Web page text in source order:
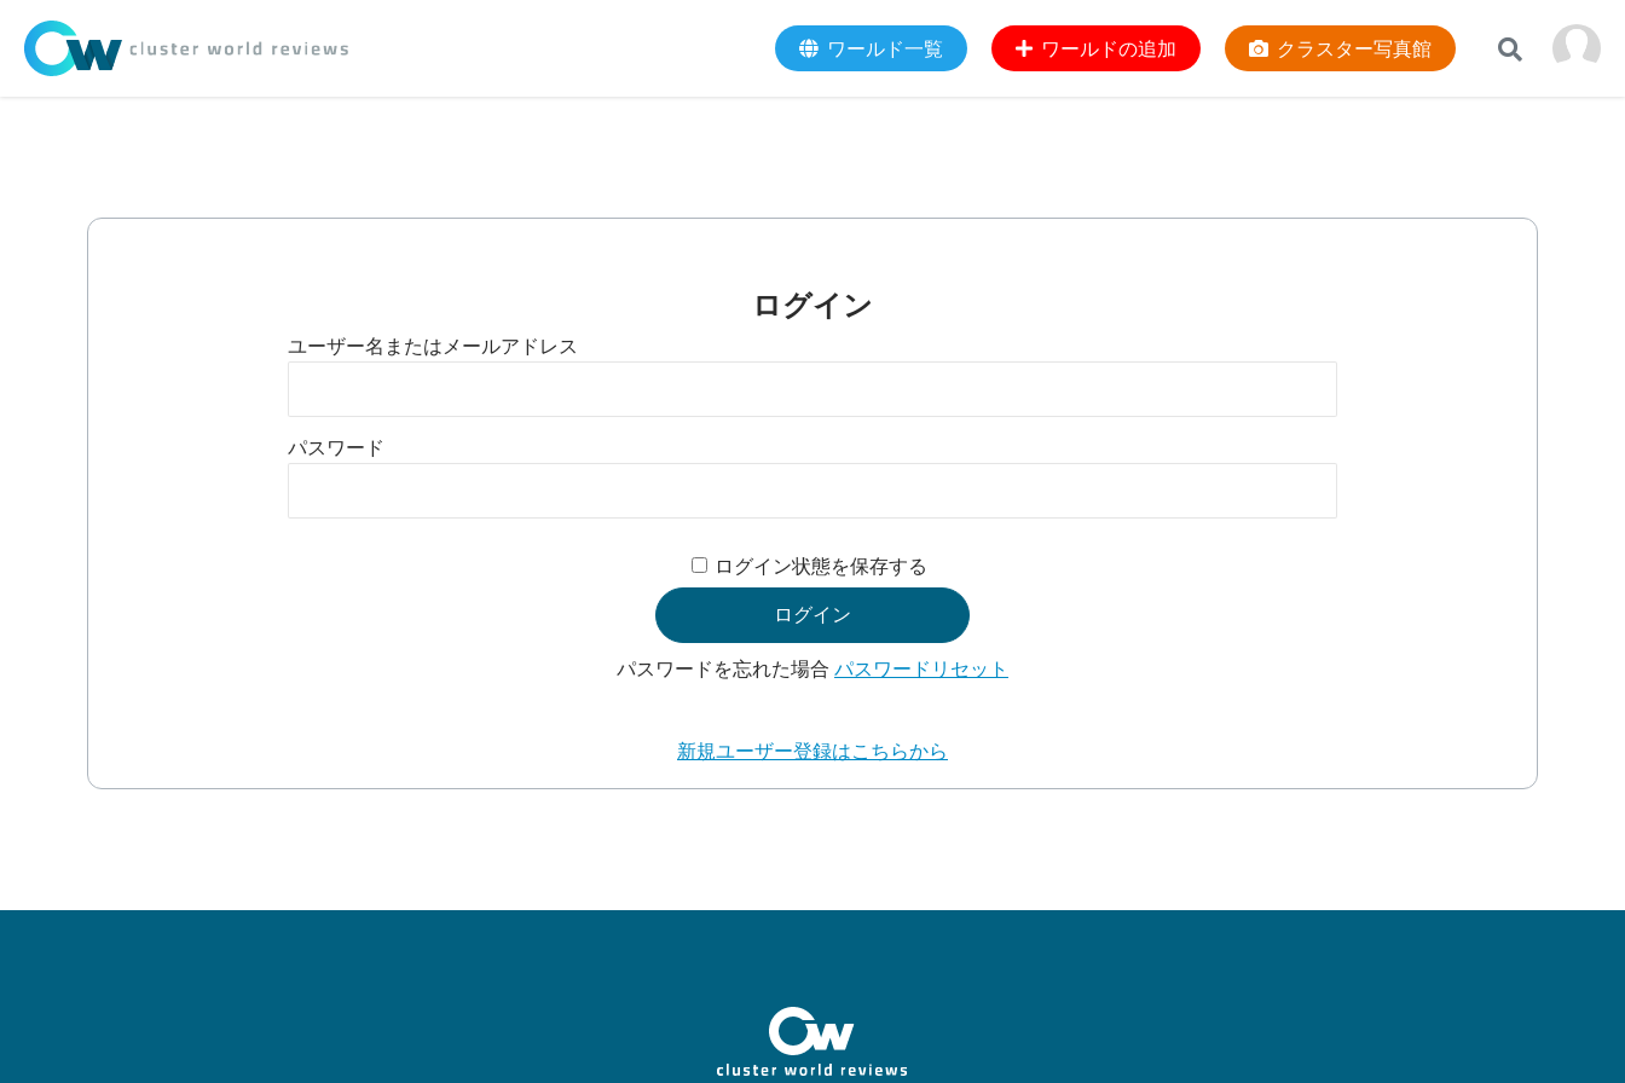
ワールド一覧 ワールドの追加 クラスター写真館
ログイン
ユーザー名またはメールアドレス
パスワード
ログイン状態を保存する
パスワードを忘れた場合 パスワードリセット
新規ユーザー登録はこちらから